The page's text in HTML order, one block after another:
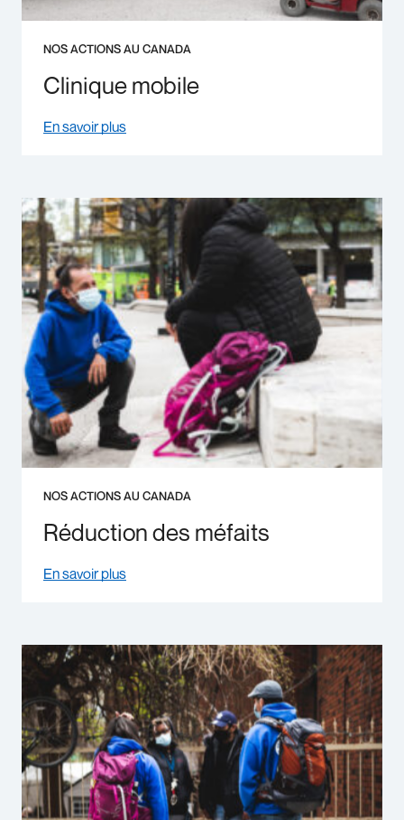
NOS ACTIONS AU CANADA
Clinique mobile
En savoir plus
NOS ACTIONS AU CANADA
Réduction des méfaits
En savoir plus